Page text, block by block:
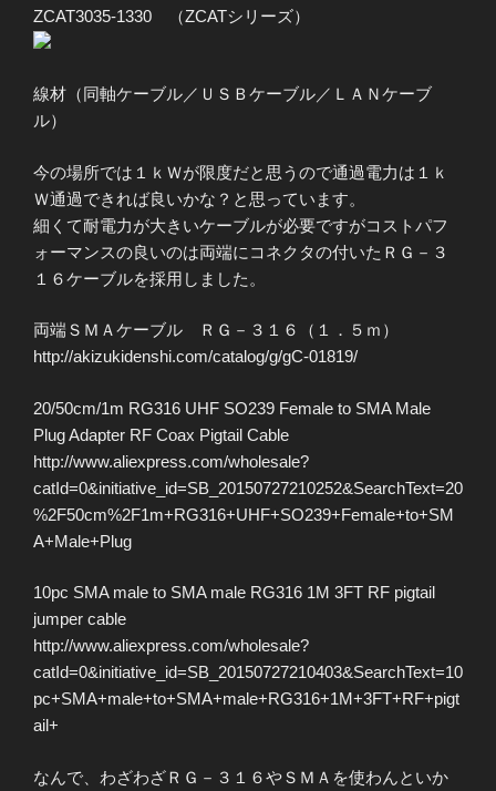
ZCAT3035-1330 （ZCATシリーズ）
線材（同軸ケーブル／ＵＳＢケーブル／ＬＡＮケーブ
ル）
今の場所では１ｋＷが限度だと思うので通過電力は１ｋ
Ｗ通過できれば良いかな？と思っています。
細くて耐電力が大きいケーブルが必要ですがコストパフ
ォーマンスの良いのは両端にコネクタの付いたＲＧ－３
１６ケーブルを採用しました。
両端ＳＭＡケーブル ＲＧ－３１６（１．５ｍ）
http://akizukidenshi.com/catalog/g/gC-01819/
20/50cm/1m RG316 UHF SO239 Female to SMA Male
Plug Adapter RF Coax Pigtail Cable
http://www.aliexpress.com/wholesale?
catId=0&initiative_id=SB_20150727210252&SearchText=20
%2F50cm%2F1m+RG316+UHF+SO239+Female+to+SM
A+Male+Plug
10pc SMA male to SMA male RG316 1M 3FT RF pigtail
jumper cable
http://www.aliexpress.com/wholesale?
catId=0&initiative_id=SB_20150727210403&SearchText=10
pc+SMA+male+to+SMA+male+RG316+1M+3FT+RF+pigt
ail+
なんで、わざわざＲＧ－３１６やＳＭＡを使わんといか